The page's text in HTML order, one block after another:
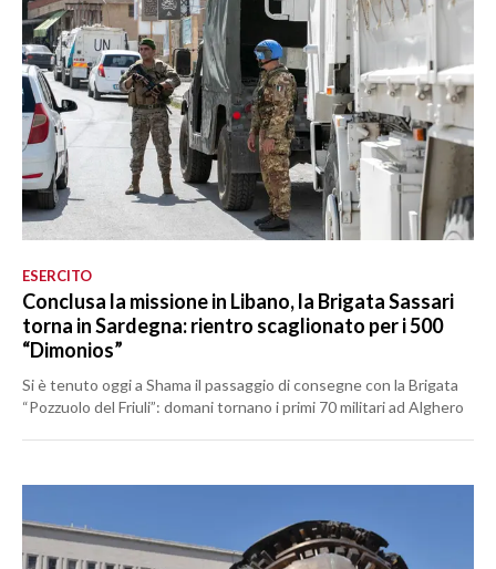
ESERCITO
Conclusa la missione in Libano, la Brigata Sassari
torna in Sardegna: rientro scaglionato per i 500
“Dimonios”
Si è tenuto oggi a Shama il passaggio di consegne con la Brigata
“Pozzuolo del Friuli”: domani tornano i primi 70 militari ad Alghero